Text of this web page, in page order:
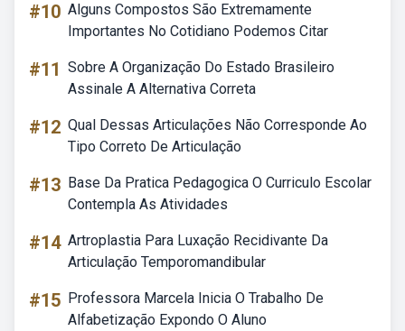
#10 Alguns Compostos São Extremamente
Importantes No Cotidiano Podemos Citar
#11 Sobre A Organização Do Estado Brasileiro
Assinale A Alternativa Correta
#12 Qual Dessas Articulações Não Corresponde Ao
Tipo Correto De Articulação
#13 Base Da Pratica Pedagogica O Curriculo Escolar
Contempla As Atividades
#14 Artroplastia Para Luxação Recidivante Da
Articulação Temporomandibular
#15 Professora Marcela Inicia O Trabalho De
Alfabetização Expondo O Aluno